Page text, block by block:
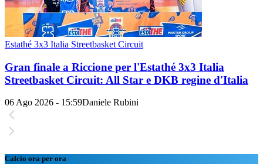
Estathé 3x3 Italia Streetbasket Circuit
Gran finale a Riccione per l'Estathé 3x3 Italia
Streetbasket Circuit: All Star e DKB regine d'Italia
06 Ago 2026 - 15:59Daniele Rubini
Calcio ora per ora